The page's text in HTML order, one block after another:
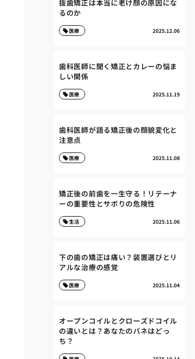
抜歯矯正は本当に老け顔の原因にな
るのか
2025.12.06
医療
歯科医師に聞く矯正とカレーの悩ま
しい関係
2025.11.19
医療
歯科医師が語る矯正後の顔貌変化と
注意点
2025.11.08
医療
矯正後の前歯を一生守る！リテーナ
ーの重要性とサボりの危険性
2025.11.06
生活
下の歯の矯正は痛い？装置選びとリ
アルな治療の感覚
2025.11.04
医療
オープンコイルとクローズドコイル
の違いとは？あなたのバネはどっ
ち？